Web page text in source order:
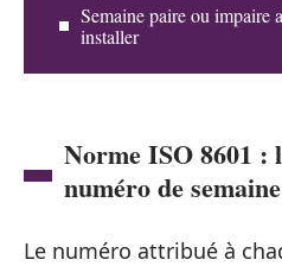
Semaine paire ou impaire
installer
Norme ISO 8601 :
numéro de semaine
Le numéro attribué à